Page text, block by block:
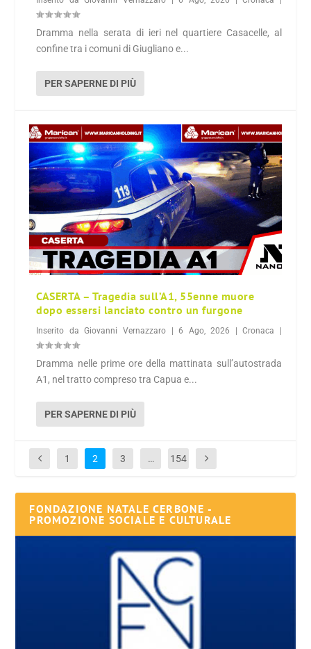
Dramma nella serata di ieri nel quartiere Casacelle, al
confine tra i comuni di Giugliano e...
PER SAPERNE DI PIÙ
CASERTA – Tragedia sull’A1, 55enne muore
dopo essersi lanciato contro un furgone
Inserito daGiovanni Vernazzaro|6 Ago, 2026 |Cronaca
Dramma nelle prime ore della mattinata sull’autostrada
A1, nel tratto compreso tra Capua e...
PER SAPERNE DI PIÙ
1 2 3 … 154
FONDAZIONE NATALE CERBONE -
PROMOZIONE SOCIALE E CULTURALE